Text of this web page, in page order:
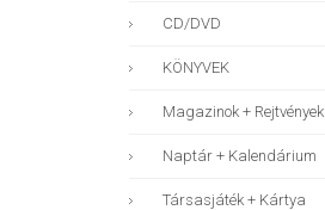
CD/DVD
KÖNYVEK
Magazinok + Rejtvények
Naptár + Kalendárium
Társasjáték + Kártya